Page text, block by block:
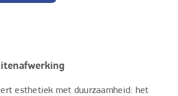
esthetiek met duurzaamheid: het